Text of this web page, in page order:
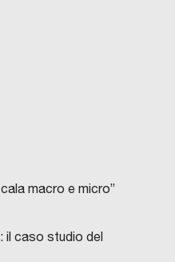
macro e micro”
il caso studio del